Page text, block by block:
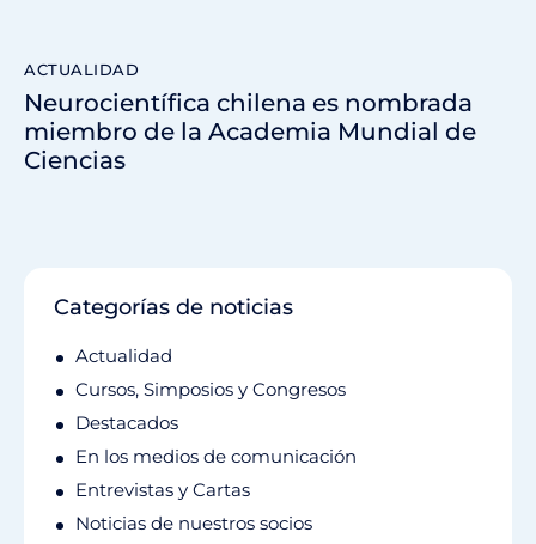
ACTUALIDAD
Neurocientífica chilena es nombrada
miembro de la Academia Mundial de
Ciencias
Categorías de noticias
Actualidad
Cursos, Simposios y Congresos
Destacados
En los medios de comunicación
Entrevistas y Cartas
Noticias de nuestros socios